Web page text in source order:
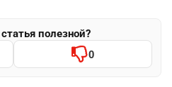
полезной?
0